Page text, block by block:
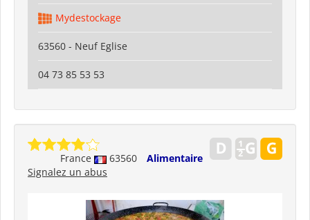
Mydestockage
63560 - Neuf Eglise
04 73 85 53 53
France 63560
Alimentaire
Signalez un abus